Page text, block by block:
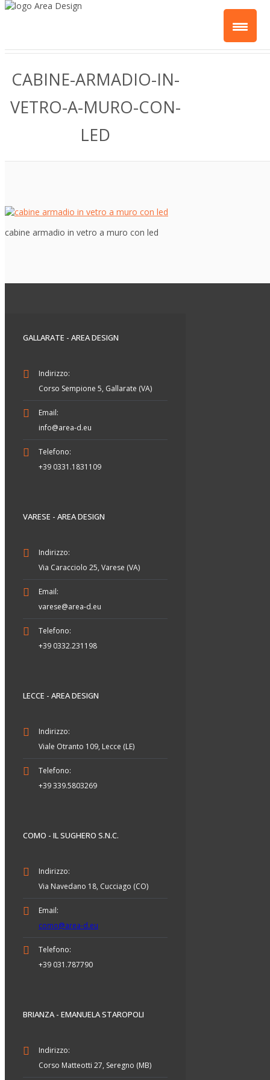
CABINE-ARMADIO-IN-
VETRO-A-MURO-CON-
LED
cabine armadio in vetro a muro con led
GALLARATE - AREA DESIGN
Indirizzo:
Corso Sempione 5, Gallarate (VA)
Email:
info@area-d.eu
Telefono:
+39 0331.1831109
VARESE - AREA DESIGN
Indirizzo:
Via Caracciolo 25, Varese (VA)
Email:
varese@area-d.eu
Telefono:
+39 0332.231198
LECCE - AREA DESIGN
Indirizzo:
Viale Otranto 109, Lecce (LE)
Telefono:
+39 339.5803269
COMO - IL SUGHERO S.N.C.
Indirizzo:
Via Navedano 18, Cucciago (CO)
Email:
como@area-d.eu
Telefono:
+39 031.787790
BRIANZA - EMANUELA STAROPOLI
Indirizzo:
Corso Matteotti 27, Seregno (MB)